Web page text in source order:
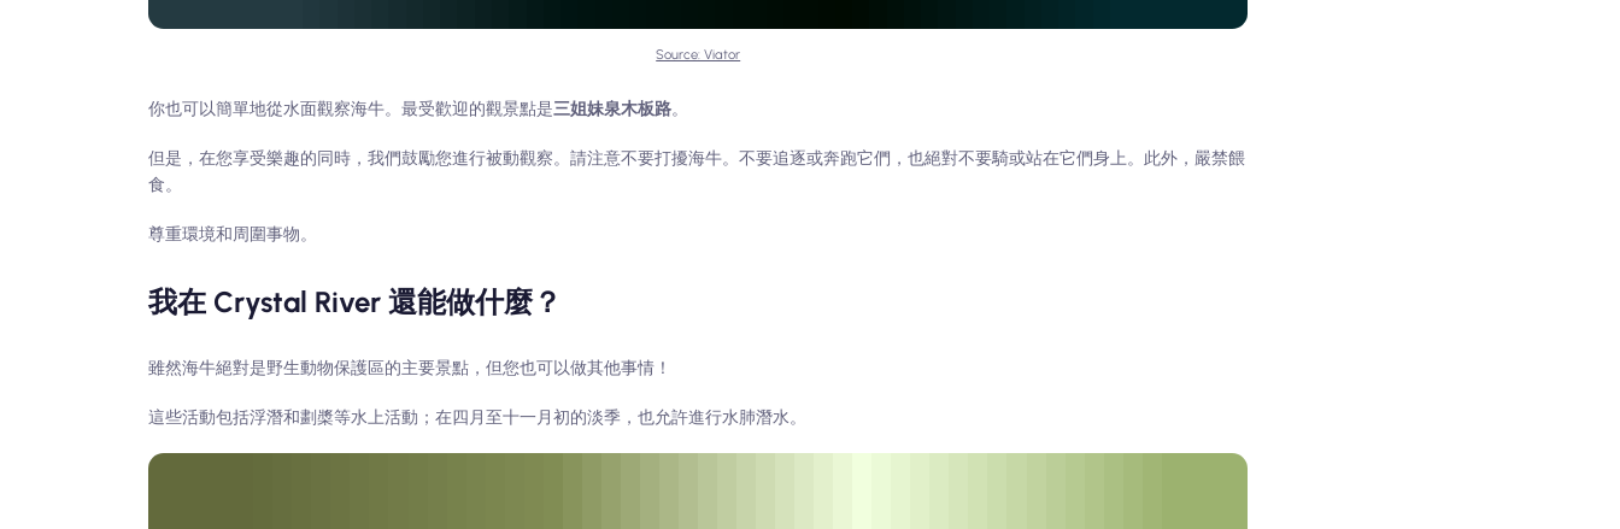
Source: Viator
你也可以簡單地從水面觀察海牛。最受歡迎的觀景點是三姐妹泉木板路。
但是，在您享受樂趣的同時，我們鼓勵您進行被動觀察。請注意不要打擾海牛。不要追逐或奔跑它們，也絕對不要騎或站在它們身上。此外，嚴禁餵
食。
尊重環境和周圍事物。
我在 Crystal River 還能做什麼？
雖然海牛絕對是野生動物保護區的主要景點，但您也可以做其他事情！
這些活動包括浮潛和劃槳等水上活動；在四月至十一月初的淡季，也允許進行水肺潛水。